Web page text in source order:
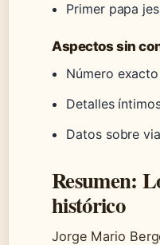
Primer papa
Aspectos sin
Número
Detalles
Datos sobre
Resumen:
histórico
Jorge Mario